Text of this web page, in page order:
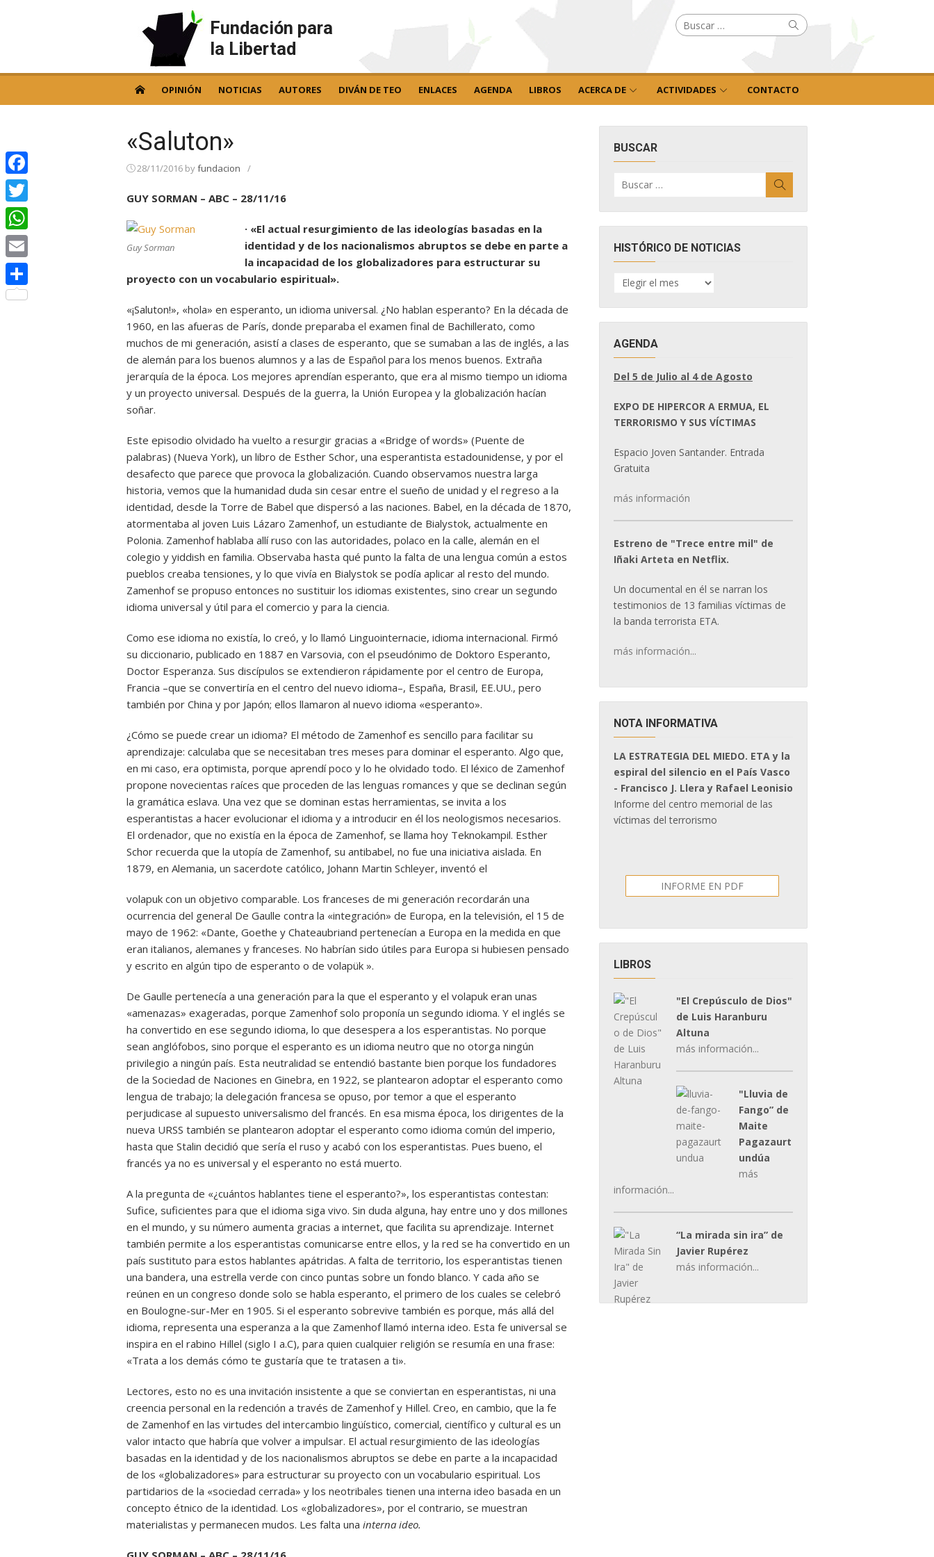
Fundación para
la Libertad
Buscar
por: Buscar
OPINIÓN NOTICIAS AUTORES DIVÁN DE TEO ENLACES AGENDA LIBROS ACERCA DE ACTIVIDADES CONTACTO
«Saluton»
28/11/2016 byfundacion /
GUY SORMAN – ABC – 28/11/16
Guy Sorman
· «El actual resurgimiento de las ideologías basadas en la
identidad y de los nacionalismos abruptos se debe en parte a
la incapacidad de los globalizadores para estructurar su
proyecto con un vocabulario espiritual».
«¡Saluton!», «hola» en esperanto, un idioma universal. ¿No hablan esperanto? En la década de
1960, en las afueras de París, donde preparaba el examen final de Bachillerato, como
muchos de mi generación, asistí a clases de esperanto, que se sumaban a las de inglés, a las
de alemán para los buenos alumnos y a las de Español para los menos buenos. Extraña
jerarquía de la época. Los mejores aprendían esperanto, que era al mismo tiempo un idioma
y un proyecto universal. Después de la guerra, la Unión Europea y la globalización hacían
soñar.
Este episodio olvidado ha vuelto a resurgir gracias a «Bridge of words» (Puente de
palabras) (Nueva York), un libro de Esther Schor, una esperantista estadounidense, y por el
desafecto que parece que provoca la globalización. Cuando observamos nuestra larga
historia, vemos que la humanidad duda sin cesar entre el sueño de unidad y el regreso a la
identidad, desde la Torre de Babel que dispersó a las naciones. Babel, en la década de 1870,
atormentaba al joven Luis Lázaro Zamenhof, un estudiante de Bialystok, actualmente en
Polonia. Zamenhof hablaba allí ruso con las autoridades, polaco en la calle, alemán en el
colegio y yiddish en familia. Observaba hasta qué punto la falta de una lengua común a estos
pueblos creaba tensiones, y lo que vivía en Bialystok se podía aplicar al resto del mundo.
Zamenhof se propuso entonces no sustituir los idiomas existentes, sino crear un segundo
idioma universal y útil para el comercio y para la ciencia.
Como ese idioma no existía, lo creó, y lo llamó Linguointernacie, idioma internacional. Firmó
su diccionario, publicado en 1887 en Varsovia, con el pseudónimo de Doktoro Esperanto,
Doctor Esperanza. Sus discípulos se extendieron rápidamente por el centro de Europa,
Francia –que se convertiría en el centro del nuevo idioma–, España, Brasil, EE.UU., pero
también por China y por Japón; ellos llamaron al nuevo idioma «esperanto».
¿Cómo se puede crear un idioma? El método de Zamenhof es sencillo para facilitar su
aprendizaje: calculaba que se necesitaban tres meses para dominar el esperanto. Algo que,
en mi caso, era optimista, porque aprendí poco y lo he olvidado todo. El léxico de Zamenhof
propone novecientas raíces que proceden de las lenguas romances y que se declinan según
la gramática eslava. Una vez que se dominan estas herramientas, se invita a los
esperantistas a hacer evolucionar el idioma y a introducir en él los neologismos necesarios.
El ordenador, que no existía en la época de Zamenhof, se llama hoy Teknokampil. Esther
Schor recuerda que la utopía de Zamenhof, su antibabel, no fue una iniciativa aislada. En
1879, en Alemania, un sacerdote católico, Johann Martin Schleyer, inventó el
volapuk con un objetivo comparable. Los franceses de mi generación recordarán una
ocurrencia del general De Gaulle contra la «integración» de Europa, en la televisión, el 15 de
mayo de 1962: «Dante, Goethe y Chateaubriand pertenecían a Europa en la medida en que
eran italianos, alemanes y franceses. No habrían sido útiles para Europa si hubiesen pensado
y escrito en algún tipo de esperanto o de volapük ».
De Gaulle pertenecía a una generación para la que el esperanto y el volapuk eran unas
«amenazas» exageradas, porque Zamenhof solo proponía un segundo idioma. Y el inglés se
ha convertido en ese segundo idioma, lo que desespera a los esperantistas. No porque
sean anglófobos, sino porque el esperanto es un idioma neutro que no otorga ningún
privilegio a ningún país. Esta neutralidad se entendió bastante bien porque los fundadores
de la Sociedad de Naciones en Ginebra, en 1922, se plantearon adoptar el esperanto como
lengua de trabajo; la delegación francesa se opuso, por temor a que el esperanto
perjudicase al supuesto universalismo del francés. En esa misma época, los dirigentes de la
nueva URSS también se plantearon adoptar el esperanto como idioma común del imperio,
hasta que Stalin decidió que sería el ruso y acabó con los esperantistas. Pues bueno, el
francés ya no es universal y el esperanto no está muerto.
A la pregunta de «¿cuántos hablantes tiene el esperanto?», los esperantistas contestan:
Sufice, suficientes para que el idioma siga vivo. Sin duda alguna, hay entre uno y dos millones
en el mundo, y su número aumenta gracias a internet, que facilita su aprendizaje. Internet
también permite a los esperantistas comunicarse entre ellos, y la red se ha convertido en un
país sustituto para estos hablantes apátridas. A falta de territorio, los esperantistas tienen
una bandera, una estrella verde con cinco puntas sobre un fondo blanco. Y cada año se
reúnen en un congreso donde solo se habla esperanto, el primero de los cuales se celebró
en Boulogne-sur-Mer en 1905. Si el esperanto sobrevive también es porque, más allá del
idioma, representa una esperanza a la que Zamenhof llamó interna ideo. Esta fe universal se
inspira en el rabino Hillel (siglo I a.C), para quien cualquier religión se resumía en una frase:
«Trata a los demás cómo te gustaría que te tratasen a ti».
Lectores, esto no es una invitación insistente a que se conviertan en esperantistas, ni una
creencia personal en la redención a través de Zamenhof y Hillel. Creo, en cambio, que la fe
de Zamenhof en las virtudes del intercambio lingüístico, comercial, científico y cultural es un
valor intacto que habría que volver a impulsar. El actual resurgimiento de las ideologías
basadas en la identidad y de los nacionalismos abruptos se debe en parte a la incapacidad
de los «globalizadores» para estructurar su proyecto con un vocabulario espiritual. Los
partidarios de la «sociedad cerrada» y los neotribales tienen una interna ideo basada en un
concepto étnico de la identidad. Los «globalizadores», por el contrario, se muestran
materialistas y permanecen mudos. Les falta una interna ideo.
BUSCAR
por:
HISTÓRICO DE NOTICIAS
HISTÓRICO
DE
AGENDA
Del 5 de Julio al 4 de Agosto
EXPO DE HIPERCOR A ERMUA, EL
TERRORISMO Y SUS VÍCTIMAS
Espacio Joven Santander. Entrada
Gratuita
más información
Estreno de "Trece entre mil" de
Iñaki Arteta en Netflix.
Un documental en él se narran los
testimonios de 13 familias víctimas de
la banda terrorista ETA.
más información...
NOTA INFORMATIVA
LA ESTRATEGIA DEL MIEDO. ETA y la
espiral del silencio en el País Vasco
- Francisco J. Llera y Rafael Leonisio
Informe del centro memorial de las
víctimas del terrorismo
INFORME EN PDF
LIBROS
"El Crepúsculo de Dios"
de Luis Haranburu
Altuna
más información...
"Lluvia de
Fango” de
Maite
Pagazaurt
undúa
más
información...
“La mirada sin ira” de
Javier Rupérez
más información...
Facebook
Twitter
WhatsApp
Email
Compartir